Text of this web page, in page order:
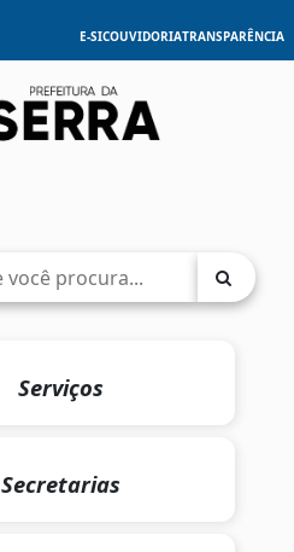
E-SICOUVIDORIATRANSPARÊNCIA
Serviços
Secretarias